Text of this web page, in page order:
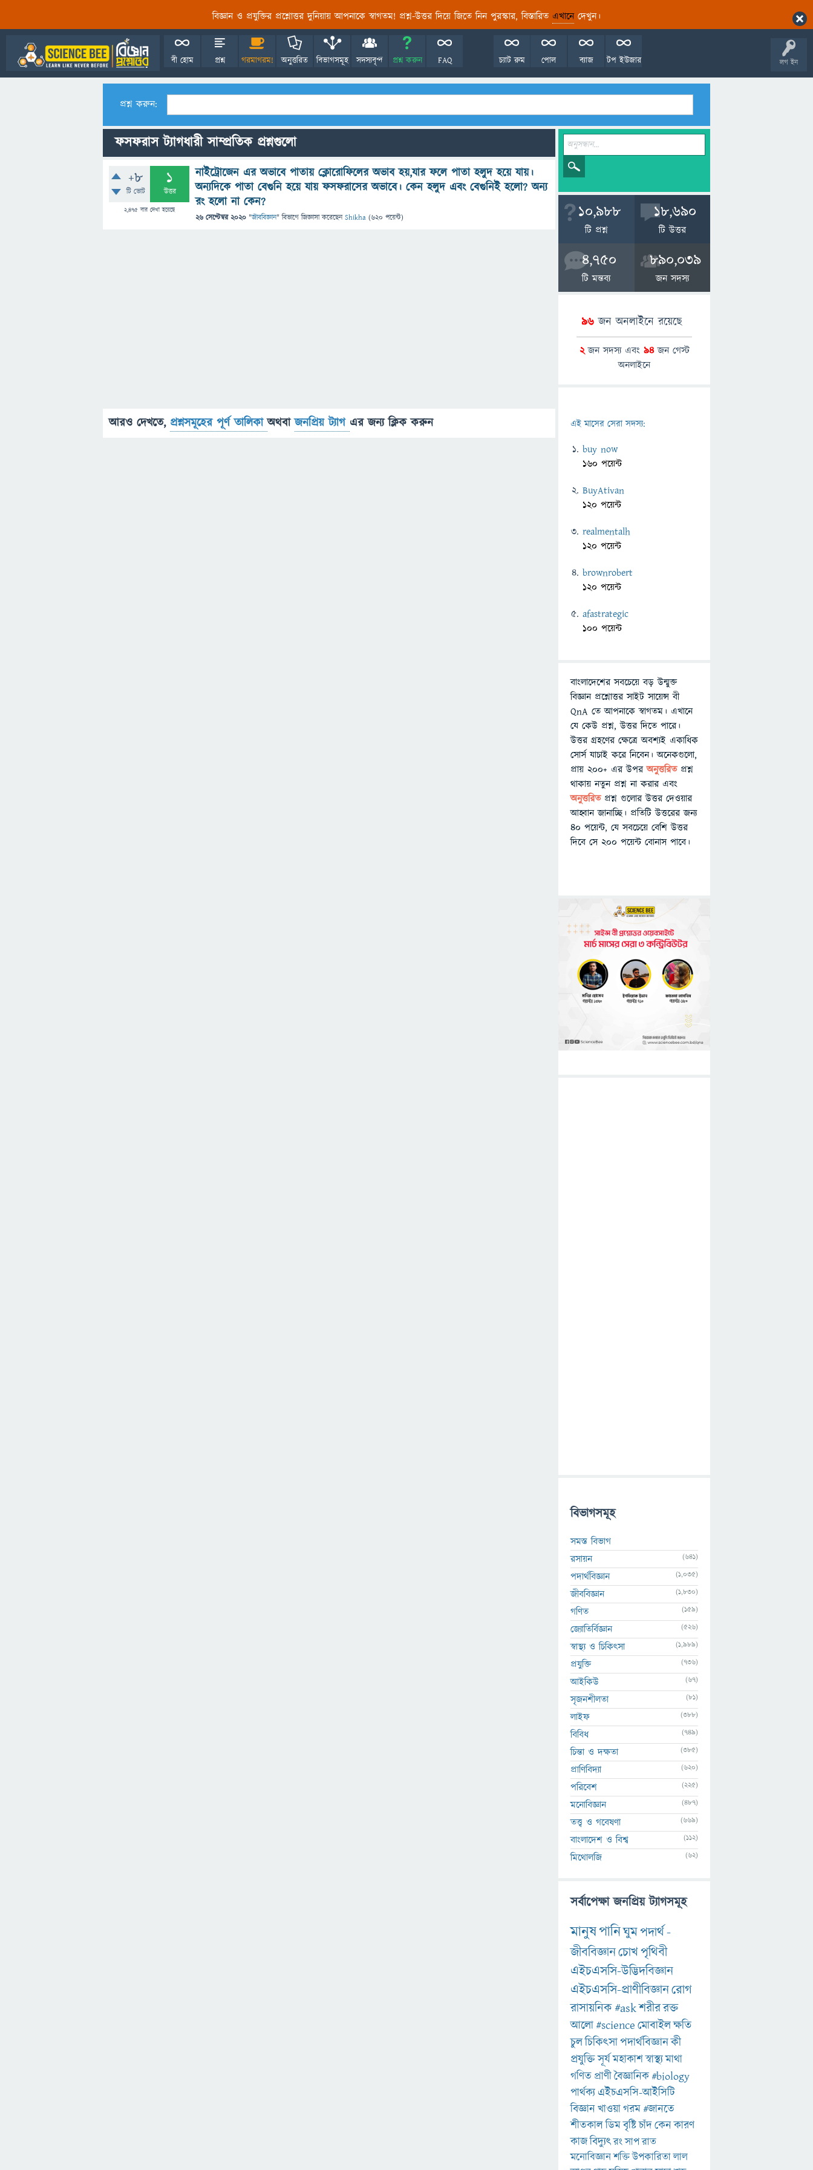
বিজ্ঞান ও প্রযুক্তির প্রশ্নোত্তর দুনিয়ায় আপনাকে স্বাগতম! প্রশ্ন-উত্তর দিয়ে জিতে নিন পুরস্কার, বিস্তারিত এখানেদেখুন।
লগ ইন
বী হোম প্রশ্ন গরমাগরম! অনুত্তরিত বিভাগসমূহ সদস্যবৃন্দ প্রশ্ন করুন FAQ টপ ইউজার
ব্যাজ
পোল
চ্যাট রুম
প্রশ্ন করুন:
ফসফরাস ট্যাগধারী সাম্প্রতিক প্রশ্নগুলো
+8
টি ভোট
1
উত্তর
2,475বার দেখা হয়েছে
নাইট্রোজেন এর অভাবে পাতায় ক্লোরোফিলের অভাব হয়,যার ফলে পাতা হলুদ হয়ে যায়।
অন্যদিকে পাতা বেগুনি হয়ে যায় ফসফরাসের অভাবে। কেন হলুদ এবং বেগুনিই হলো? অন্য
রং হলো না কেন?
26 সেপ্টেম্বর 2020 "জীববিজ্ঞান" বিভাগে জিজ্ঞাসাকরেছেনShikha (620 পয়েন্ট)
আরও দেখতে, প্রশ্নসমূহের পূর্ণ তালিকাঅথবাজনপ্রিয় ট্যাগ এর জন্য ক্লিক করুন
10,988
টি প্রশ্ন
18,690
টি উত্তর
4,750
টি মন্তব্য
890,039
জন সদস্য
96 জন অনলাইনে রয়েছে
2জন সদস্য এবং 94জন গেস্ট
অনলাইনে
এই মাসের সেরা সদস্য:
buy now
160 পয়েন্ট
BuyAtivan
120 পয়েন্ট
realmentalh
120 পয়েন্ট
brownrobert
120 পয়েন্ট
afastrategic
100 পয়েন্ট
বাংলাদেশের সবচেয়ে বড় উন্মুক্ত
বিজ্ঞান প্রশ্নোত্তর সাইট সায়েন্স বী
QnA তে আপনাকে স্বাগতম। এখানে
যে কেউ প্রশ্ন, উত্তর দিতে পারে।
উত্তর গ্রহণের ক্ষেত্রে অবশ্যই একাধিক
সোর্স যাচাই করে নিবেন। অনেকগুলো,
প্রায় ২০০+ এর উপরঅনুত্তরিতপ্রশ্ন
থাকায় নতুন প্রশ্ন না করার এবং
অনুত্তরিত প্রশ্ন গুলোর উত্তর দেওয়ার
আহ্বান জানাচ্ছি। প্রতিটি উত্তরের জন্য
৪০ পয়েন্ট, যে সবচেয়ে বেশি উত্তর
দিবে সে ২০০ পয়েন্ট বোনাস পাবে।
বিভাগসমূহ
সমস্ত বিভাগ
রসায়ন
(641)
পদার্থবিজ্ঞান (1,035)
জীববিজ্ঞান (1,830)
গণিত (159)
জ্যোতির্বিজ্ঞান (526)
স্বাস্থ্য ও চিকিৎসা (1,989)
প্রযুক্তি (736)
আইকিউ (67)
সৃজনশীলতা (81)
লাইফ (388)
বিবিধ (749)
চিন্তা ও দক্ষতা (385)
প্রাণিবিদ্যা (620)
পরিবেশ (225)
মনোবিজ্ঞান (487)
তত্ত্ব ও গবেষণা (669)
বাংলাদেশ ও বিশ্ব (112)
মিথোলজি (62)
সর্বাপেক্ষা জনপ্রিয় ট্যাগসমূহ
মানুষপানিঘুমপদার্থ-
জীববিজ্ঞানচোখপৃথিবী
এইচএসসি-উদ্ভিদবিজ্ঞান
এইচএসসি-প্রাণীবিজ্ঞানরোগ
রাসায়নিক#askশরীররক্ত
আলো#scienceমোবাইলক্ষতি
চুলচিকিৎসাপদার্থবিজ্ঞানকী
প্রযুক্তিসূর্যমহাকাশস্বাস্থ্যমাথা
গণিত প্রাণীবৈজ্ঞানিক#biology
পার্থক্য এইচএসসি-আইসিটি
বিজ্ঞানখাওয়াগরম#জানতে
শীতকালডিমবৃষ্টিচাঁদকেনকারণ
কাজবিদ্যুৎরংসাপরাত
মনোবিজ্ঞানশক্তিউপকারিতালাল